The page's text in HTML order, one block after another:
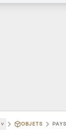
˅ OBJETS